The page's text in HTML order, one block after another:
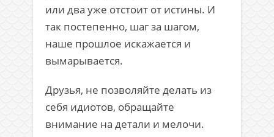
или два уже отстоит от истины. И
так постепенно, шаг за шагом,
наше прошлое искажается и
вымарывается.
Друзья, не позволяйте делать из
себя идиотов, обращайте
внимание на детали и мелочи.